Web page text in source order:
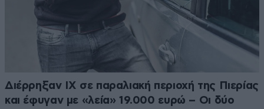
Διέρρηξαν ΙΧ σε παραλιακή περιοχή της Πιερίας
και έφυγαν με «λεία» 19.000 ευρώ – Οι δύο